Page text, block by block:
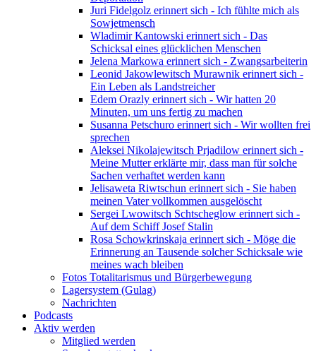
Juri Fidelgolz erinnert sich - Ich fühlte mich als
Sowjetmensch
Wladimir Kantowski erinnert sich - Das
Schicksal eines glücklichen Menschen
Jelena Markowa erinnert sich - Zwangsarbeiterin
Leonid Jakowlewitsch Murawnik erinnert sich -
Ein Leben als Landstreicher
Edem Orazly erinnert sich - Wir hatten 20
Minuten, um uns fertig zu machen
Susanna Petschuro erinnert sich - Wir wollten frei
sprechen
Aleksei Nikolajewitsch Prjadilow erinnert sich -
Meine Mutter erklärte mir, dass man für solche
Sachen verhaftet werden kann
Jelisaweta Riwtschun erinnert sich - Sie haben
meinen Vater vollkommen ausgelöscht
Sergei Lwowitsch Schtscheglow erinnert sich -
Auf dem Schiff Josef Stalin
Rosa Schowkrinskaja erinnert sich - Möge die
Erinnerung an Tausende solcher Schicksale wie
meines wach bleiben
Fotos Totalitarismus und Bürgerbewegung
Lagersystem (Gulag)
Nachrichten
Podcasts
Aktiv werden
Mitglied werden